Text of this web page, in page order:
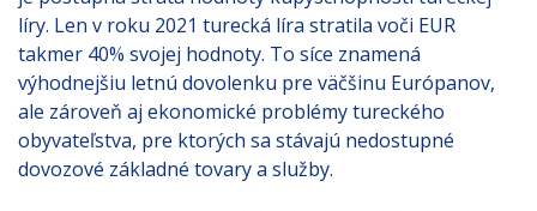
líry. Len v roku 2021 turecká líra stratila voči EUR
takmer 40% svojej hodnoty. To síce znamená
výhodnejšiu letnú dovolenku pre väčšinu Európanov,
ale zároveň aj ekonomické problémy tureckého
obyvateľstva, pre ktorých sa stávajú nedostupné
dovozové základné tovary a služby.